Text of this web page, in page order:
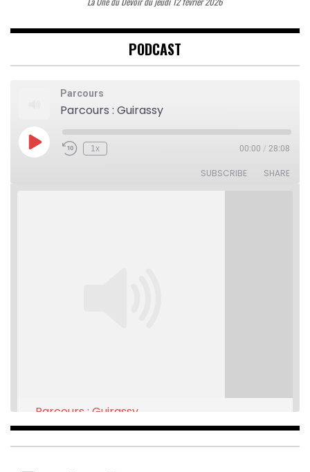
PODCAST
Parcours
Parcours : Guirassy
Play
Episode
Rewind
1x 00:00 / 28:08
SUBSCRIBE SHARE
Parcours : Guirassy
Feb 16, 2021 • 28:08